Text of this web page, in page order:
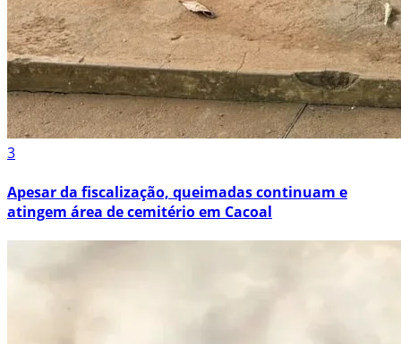
3
Apesar da fiscalização, queimadas continuam e
atingem área de cemitério em Cacoal